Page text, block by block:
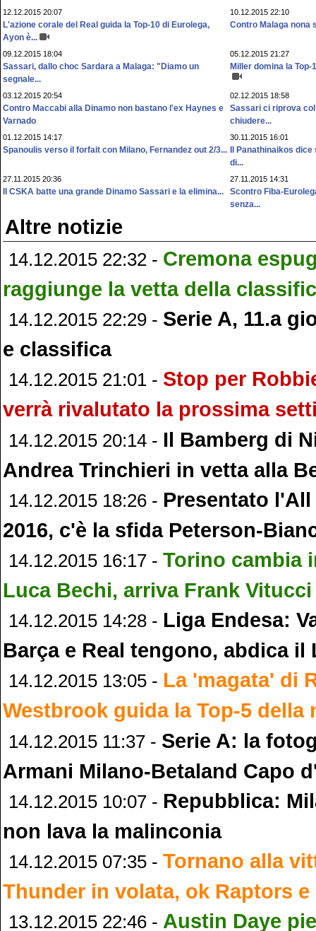
12.12.2015 20:07
L'azione corale del Real guida la Top-10 di Eurolega,
Ayon è...
10.12.2015 22:10
Contro Malaga nona
09.12.2015 18:04
Sassari, dallo choc Sardara a Malaga: "Diamo un
segnale...
05.12.2015 21:27
Miller domina la
03.12.2015 20:54
Contro Maccabi alla Dinamo non bastano l'ex Haynes e
Varnado
02.12.2015 18:58
Sassari ci riprova
chiudere...
01.12.2015 14:17
Spanoulis verso il forfait con Milano, Fernandez out 2/3...
30.11.2015 16:01
Il Panathinaikos
di...
27.11.2015 20:36
Il CSKA batte una grande Dinamo Sassari e la elimina...
27.11.2015 14:31
Scontro Fiba-
senza...
Altre notizie
14.12.2015 22:32 - Cremona
raggiunge la vetta della
14.12.2015 22:29 - Serie A, 11.a
e classifica
14.12.2015 21:01 - Stop per
verrà rivalutato la prossima
14.12.2015 20:14 - Il Bamberg di
Andrea Trinchieri in vetta alla
14.12.2015 18:26 - Presentato l'All
2016, c'è la sfida Peterson-
14.12.2015 16:17 - Torino cambia
Luca Bechi, arriva Frank Vitucci
14.12.2015 14:28 - Liga Endesa:
Barça e Real tengono, abdica il
14.12.2015 13:05 - La 'magata' di
Westbrook guida la Top-5 della
14.12.2015 11:37 - Serie A: la
Armani Milano-Betaland Capo
14.12.2015 10:07 - Repubblica:
non lava la malinconia
14.12.2015 07:35 - Tornano alla
Thunder in volata, ok Raptors e
13.12.2015 22:46 - Austin Daye